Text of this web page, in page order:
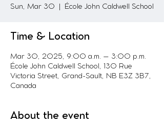
Sun, Mar 30 École John Caldwell School
Time & Location
Mar 30, 2025, 9:00 a.m. – 3:00 p.m.
École John Caldwell School, 130 Rue
Victoria Street, Grand-Sault, NB E3Z 3B7,
Canada
About the event